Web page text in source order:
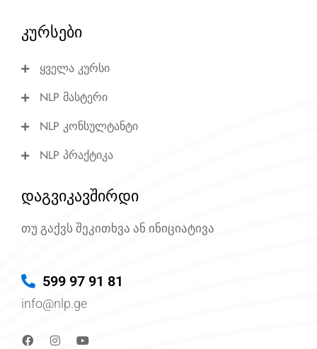
კურსები
ყველა კურსი
NLP მასტერი
NLP კონსულტანტი
NLP პრაქტიკა
დაგვიკავშირდი
თუ გაქვს შეკითხვა ან ინიციატივა
599 97 91 81
info@nlp.ge